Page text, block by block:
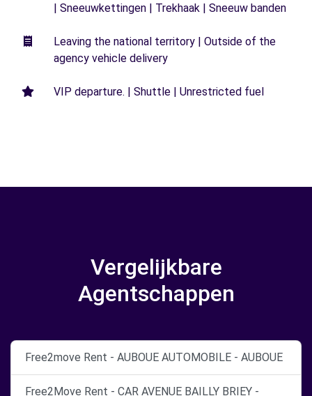
| Sneeuwkettingen | Trekhaak | Sneeuw banden
Leaving the national territory | Outside of the
agency vehicle delivery
VIP departure. | Shuttle | Unrestricted fuel
Vergelijkbare
Agentschappen
Free2move Rent - AUBOUE AUTOMOBILE - AUBOUE
Free2Move Rent - CAR AVENUE BAILLY BRIEY -